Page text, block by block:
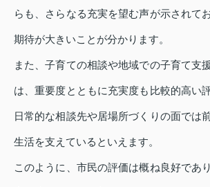
らも、さらなる充実を望む声が示されて
期待が大きいことが分かります。
また、子育ての相談や地域での子育て支
は、重要度とともに充実度も比較的高い
日常的な相談先や居場所づくりの面では
生活を支えているといえます。
このように、市民の評価は概ね良好であ